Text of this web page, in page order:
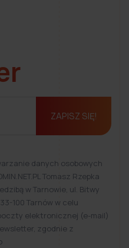
ZAPISZ SIĘ!
danych osobowych
Tomasz Rzepka
w Tarnowie, ul. Bitwy
100 Tarnów w celu
elektronicznej (e-mail)
zgodnie z